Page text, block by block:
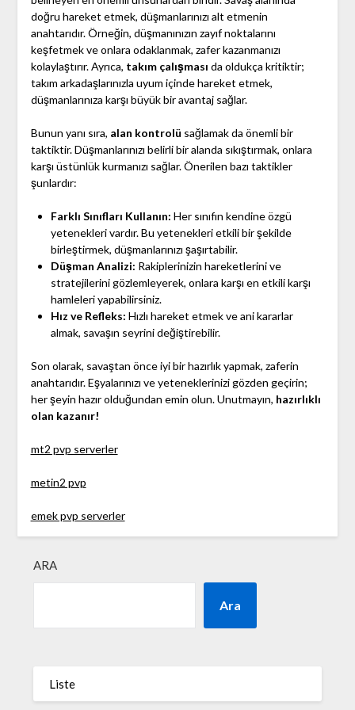
doğru hareket etmek, düşmanlarınızı alt etmenin
anahtarıdır. Örneğin, düşmanınızın zayıf noktalarını
keşfetmek ve onlara odaklanmak, zafer kazanmanızı
kolaylaştırır. Ayrıca, takım çalışması da oldukça kritiktir;
takım arkadaşlarınızla uyum içinde hareket etmek,
düşmanlarınıza karşı büyük bir avantaj sağlar.
Bunun yanı sıra, alan kontrolü sağlamak da önemli bir
taktiktir. Düşmanlarınızı belirli bir alanda sıkıştırmak, onlara
karşı üstünlük kurmanızı sağlar. Önerilen bazı taktikler
şunlardır:
Farklı Sınıfları Kullanın: Her sınıfın kendine özgü
yetenekleri vardır. Bu yetenekleri etkili bir şekilde
birleştirmek, düşmanlarınızı şaşırtabilir.
Düşman Analizi: Rakiplerinizin hareketlerini ve
stratejilerini gözlemleyerek, onlara karşı en etkili karşı
hamleleri yapabilirsiniz.
Hız ve Refleks: Hızlı hareket etmek ve ani kararlar
almak, savaşın seyrini değiştirebilir.
Son olarak, savaştan önce iyi bir hazırlık yapmak, zaferin
anahtarıdır. Eşyalarınızı ve yeteneklerinizi gözden geçirin;
her şeyin hazır olduğundan emin olun. Unutmayın, hazırlıklı
olan kazanır!
mt2 pvp serverler
metin2 pvp
emek pvp serverler
ARA
Ara
Liste